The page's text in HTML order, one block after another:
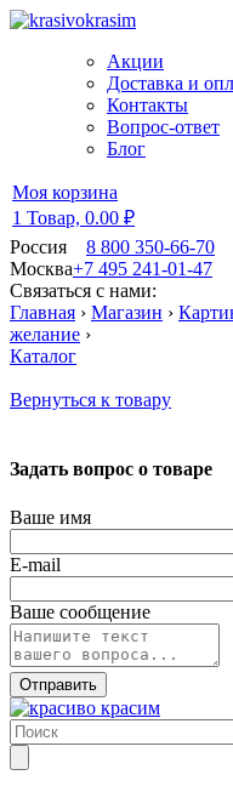
Акции
Доставка и
Контакты
Вопрос-ответ
Блог
Моя корзина
1 Товар, 0.00 ₽
Россия
8 800 350-66-70
Москва+7 495 241-01-47
Связаться с нами:
Главная › Магазин ›
желание ›
Каталог
Вернуться к товару
Задать вопрос о товаре
Ваше имя
E-mail
Ваше сообщение